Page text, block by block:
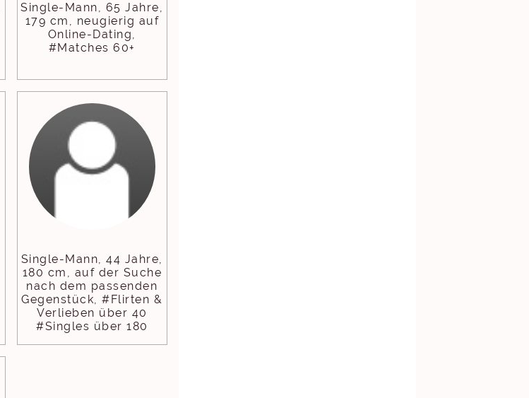
Single-Mann, 65 Jahre,
179 cm, neugierig auf
Online-Dating,
#Matches 60+
Single-Mann, 44 Jahre,
180 cm, auf der Suche
nach dem passenden
Gegenstück, #Flirten &
Verlieben über 40
#Singles über 180